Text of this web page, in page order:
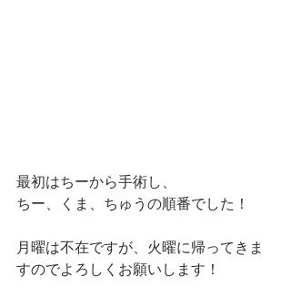
最初はちーから手術し、
ちー、くま、ちゅうの順番でした！
月曜は不在ですが、火曜に帰ってきま
すのでよろしくお願いします！